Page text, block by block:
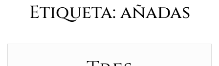
Etiqueta:añadas